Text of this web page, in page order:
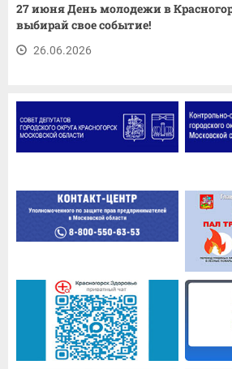
27 июня День молодежи в
выбирай свое событие!
26.06.2026